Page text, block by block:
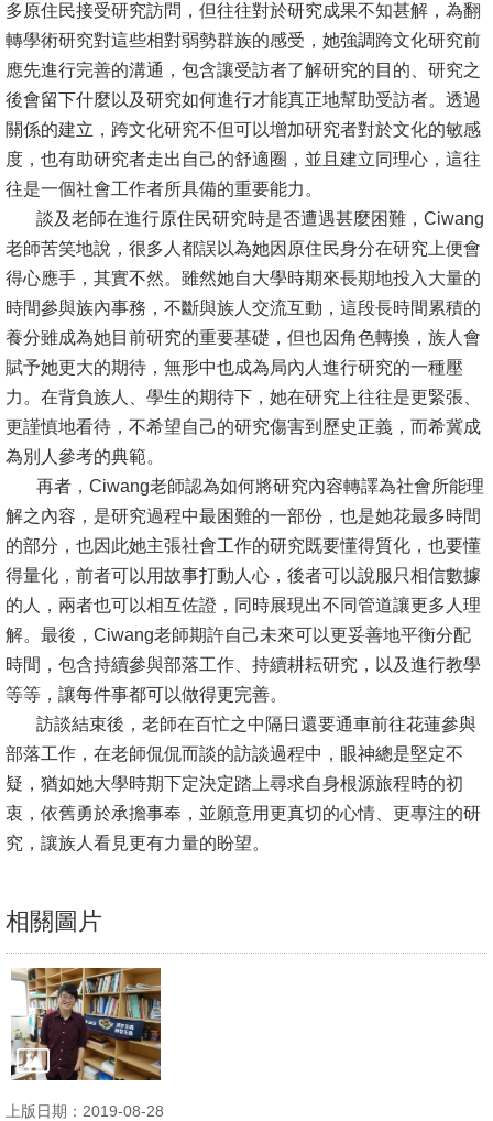
研
資
源
與
圖
書
館
回
首
頁
臺
首
頁
站
導
覽
English
facebook
多原住民接受研究訪問，但往往對於研究成果不知甚解，為翻
轉學術研究對這些相對弱勢群族的感受，她強調跨文化研究前
應先進行完善的溝通，包含讓受訪者了解研究的目的、研究之
後會留下什麼以及研究如何進行才能真正地幫助受訪者。透過
關係的建立，跨文化研究不但可以增加研究者對於文化的敏感
度，也有助研究者走出自己的舒適圈，並且建立同理心，這往
往是一個社會工作者所具備的重要能力。
談及老師在進行原住民研究時是否遭遇甚麼困難，Ciwang
老師苦笑地說，很多人都誤以為她因原住民身分在研究上便會
得心應手，其實不然。雖然她自大學時期來長期地投入大量的
時間參與族內事務，不斷與族人交流互動，這段長時間累積的
養分雖成為她目前研究的重要基礎，但也因角色轉換，族人會
賦予她更大的期待，無形中也成為局內人進行研究的一種壓
力。在背負族人、學生的期待下，她在研究上往往是更緊張、
更謹慎地看待，不希望自己的研究傷害到歷史正義，而希冀成
為別人參考的典範。
再者，Ciwang老師認為如何將研究內容轉譯為社會所能理
解之內容，是研究過程中最困難的一部份，也是她花最多時間
的部分，也因此她主張社會工作的研究既要懂得質化，也要懂
得量化，前者可以用故事打動人心，後者可以說服只相信數據
的人，兩者也可以相互佐證，同時展現出不同管道讓更多人理
解。最後，Ciwang老師期許自己未來可以更妥善地平衡分配
時間，包含持續參與部落工作、持續耕耘研究，以及進行教學
等等，讓每件事都可以做得更完善。
訪談結束後，老師在百忙之中隔日還要通車前往花蓮參與
部落工作，在老師侃侃而談的訪談過程中，眼神總是堅定不
疑，猶如她大學時期下定決定踏上尋求自身根源旅程時的初
衷，依舊勇於承擔事奉，並願意用更真切的心情、更專注的研
究，讓族人看見更有力量的盼望。
相關圖片
上版日期：2019-08-28